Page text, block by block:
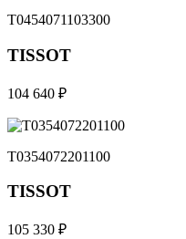
T0454071103300
TISSOT
104 640 ₽
T0354072201100
TISSOT
105 330 ₽